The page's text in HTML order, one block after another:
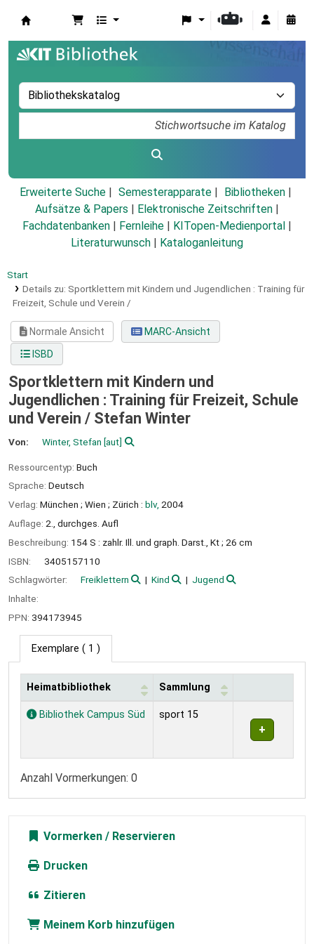
Erweiterte Suche Semesterapparate
Bibliotheken
Aufsätze & Papers
Elektronische Zeitschriften
Fachdatenbanken
Fernleihe KITopen-Medienportal
Literaturwunsch
Kataloganleitung
Start
Details zu: Sportklettern mit Kindern und Jugendlichen : Training für
Freizeit, Schule und Verein /
Normale Ansicht
MARC-Ansicht
ISBD
Sportklettern mit Kindern und
Jugendlichen : Training für Freizeit, Schule
und Verein / Stefan Winter
Von: Winter, Stefan [aut]
Ressourcentyp: Buch
Sprache: Deutsch
Verlag: München ; Wien ; Zürich : blv, 2004
Auflage: 2., durchges. Aufl
Beschreibung: 154 S : zahlr. Ill. und graph. Darst., Kt ; 26 cm
ISBN:
3405157110
Schlagwörter:
Freiklettern Kind
Jugend
Inhalte:
PPN: 394173945
Exemplare ( 1 )
Exemplare
Heimatbibliothek Sammlung
Bibliothek Campus Süd sport 15
Anzahl Vormerkungen: 0
Vormerken
Drucken
Zitieren
Meinem Korb hinzufügen